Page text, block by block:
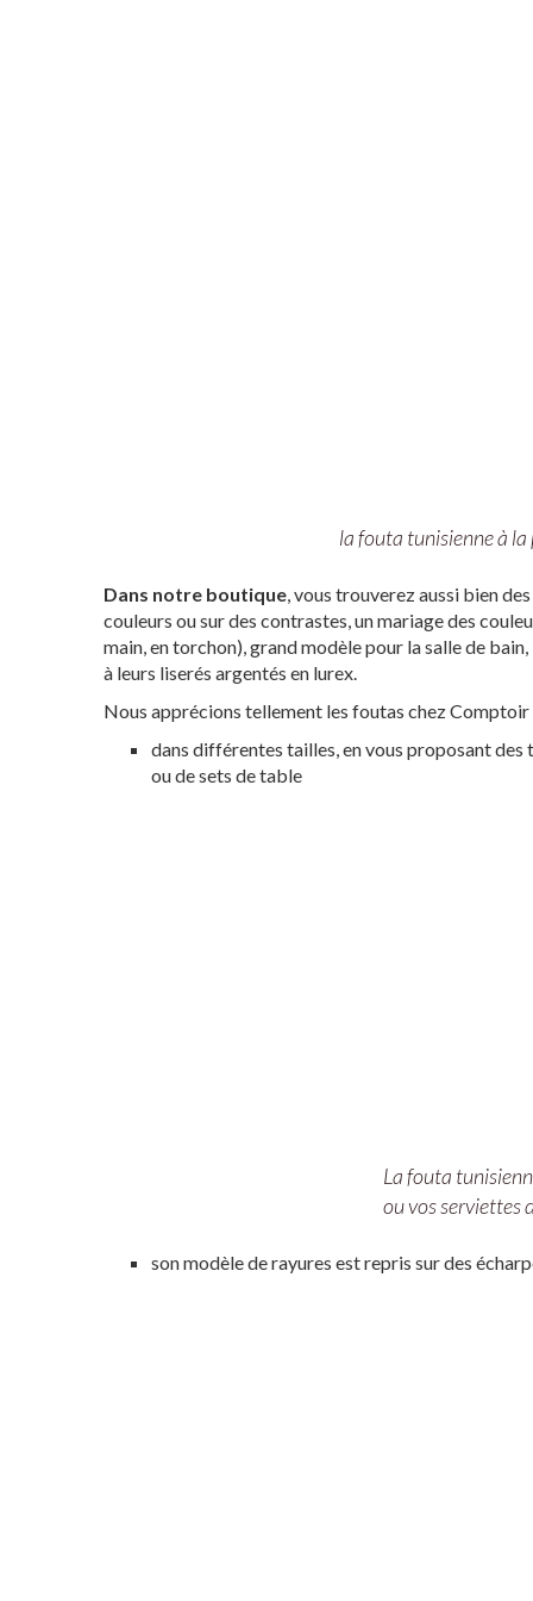
la fouta tunisienne à la
Dans notre boutique, vous trouverez aussi bien
couleurs ou sur des contrastes, un mariage des
main, en torchon), grand modèle pour la salle de
à leurs liserés argentés en lurex.
Nous apprécions tellement les foutas chez Comptoir
dans différentes tailles, en vous proposant
ou de sets de table
La fouta
ou vos serviettes
son modèle de rayures est repris sur des